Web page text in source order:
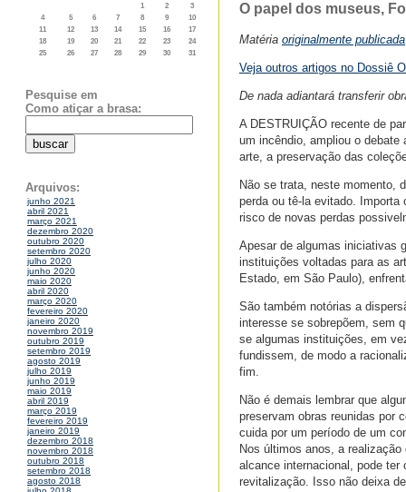
1
2
3
4
5 6 7 8 9
10
11
12 13 14 15 16
17
18
19 20 21 22 23
24
25
26 27 28 29 30 31
Pesquise em
Como atiçar a brasa:
Arquivos:
junho 2021
abril 2021
março 2021
dezembro 2020
outubro 2020
setembro 2020
julho 2020
junho 2020
maio 2020
abril 2020
março 2020
fevereiro 2020
janeiro 2020
novembro 2019
outubro 2019
setembro 2019
agosto 2019
julho 2019
junho 2019
maio 2019
abril 2019
março 2019
fevereiro 2019
janeiro 2019
dezembro 2018
novembro 2018
outubro 2018
setembro 2018
agosto 2018
O papel dos museus,
Matéria originalmente publicada
Veja outros artigos no Dossiê
De nada adiantará transferir
A DESTRUIÇÃO recente de
um incêndio, ampliou o
arte, a preservação das
Não se trata, neste momento,
perda ou tê-la evitado.
risco de novas perdas
Apesar de algumas iniciativas
instituições voltadas para as
Estado, em São Paulo),
São também notórias a
interesse se sobrepõem, sem
se algumas instituições, em
fundissem, de modo a
fim.
Não é demais lembrar que
preservam obras reunidas por
cuida por um período de um
Nos últimos anos, a
alcance internacional, pode
revitalização. Isso não deixa